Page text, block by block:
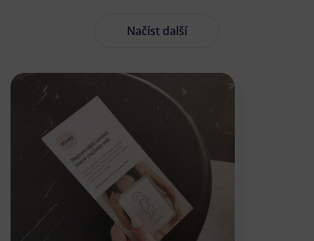
Načíst další